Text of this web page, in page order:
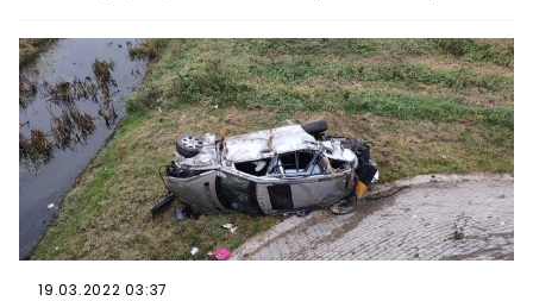
zeznań dotarł "Super Express".Najpierw wydawało się, że
16-letnia Ania Ż. tylko zaginęła. W poszukiwania
nastolatki włączyli się wszyscy, w tym jej chłopak Jakub
B.Krótko później śledczy przekazali, że nastolatka
została zamordowana. Podejrzanym stał się jej
chłopak. 20-letni Jakub B.
19.03.2022 03:37